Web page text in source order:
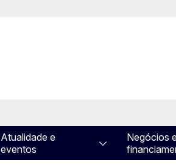
Atualidade e
eventos
Negócios